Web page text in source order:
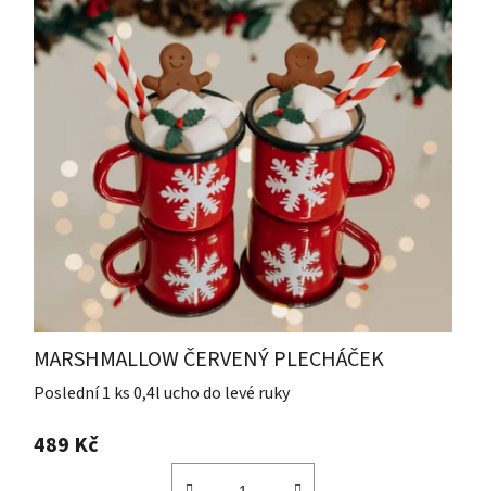
MARSHMALLOW ČERVENÝ PLECHÁČEK
Poslední 1 ks 0,4l ucho do levé ruky
489 Kč